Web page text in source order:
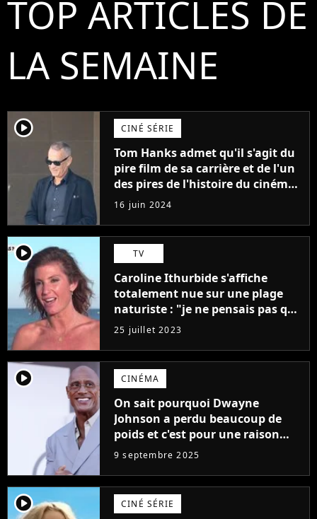
TOP ARTICLES DE
LA SEMAINE
player2 CINÉ SÉRIE
Tom Hanks admet qu'il s'agit du
pire film de sa carrière et de l'un
des pires de l'histoire du cinéma :
"L'un des films les plus
médiocres jamais réalisés"
16 juin 2024
player2 TV
Caroline Ithurbide s'affiche
totalement nue sur une plage
naturiste : "je ne pensais pas que
j'arriverais à le faire..."
25 juillet 2023
player2 CINÉMA
On sait pourquoi Dwayne
Johnson a perdu beaucoup de
poids et c'est pour une raison
importante
9 septembre 2025
player2 CINÉ SÉRIE